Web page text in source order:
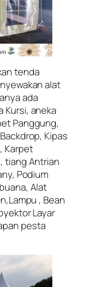
tenda
alat
ada
Kursi, aneka
Panggung,
Kipas
Karpet
tiang Antrian
Podium
Alat
, Bean
Layar
pesta